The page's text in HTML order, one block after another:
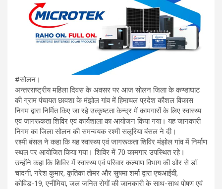
#सोलन।
अन्तरराष्ट्रीय महिला दिवस के अवसर पर आज सोलन जिला के कण्डाघाट
की ग्राम पंचायत छावशा के मंझोल गांव में हिमाचल प्रदेश कौशल विकास
निगम द्वारा निर्मित किए जा रहे उत्कृष्टता केन्द्र में कामगारों के लिए स्वास्थ्य
एवं जागरूकता शिविर एवं कार्यशाला का आयोजन किया गया। यह जानकारी
निगम का जिला सोलन की समन्वयक रश्मी सलूरिया बंसल ने दी।
रश्मी बंसल ने कहा कि यह स्वास्थ्य एवं जागरूकता शिविर मंझोल गांव में निर्माण
स्थल पर आयोजित किया गया। शिविर में 70 कामगार उपस्थित रहे।
उन्होंने कहा कि शिविर में स्वास्थ्य एवं परिवार कल्याण विभाग की और से डॉ.
चांदनी, नरेश कुमार, कृतिका तोमर और सुषमा शर्मा द्वारा एचआईवी,
कोविड-19, एनीमिया, जल जनित रोगों की जानकारी के साथ-साथ पोषण एवं